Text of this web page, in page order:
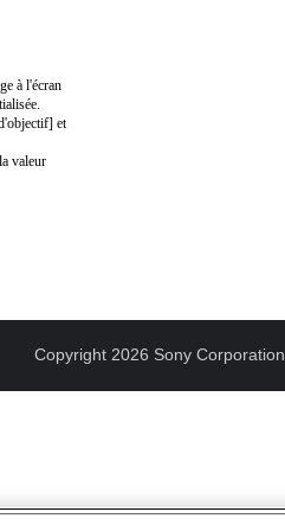
à l'écran
et
valeur
Copyright 2026 Sony Corporation